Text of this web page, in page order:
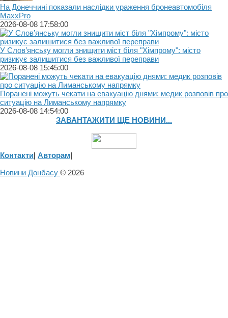
На Донеччині показали наслідки ураження бронеавтомобіля
MaxxPro
2026-08-08 17:58:00
У Слов’янську могли знищити міст біля "Хімпрому": місто
ризикує залишитися без важливої переправи
2026-08-08 15:45:00
Поранені можуть чекати на евакуацію днями: медик розповів про
ситуацію на Лиманському напрямку
2026-08-08 14:54:00
ЗАВАНТАЖИТИ ЩЕ НОВИНИ...
Контакти| Авторам|
Новини Донбасу © 2026